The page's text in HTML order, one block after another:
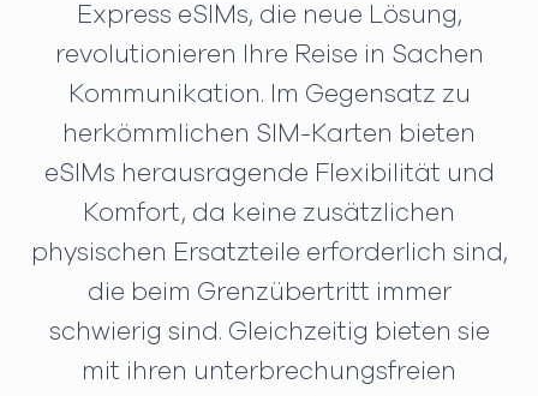
Express eSIMs, die neue Lösung,
revolutionieren Ihre Reise in Sachen
Kommunikation. Im Gegensatz zu
herkömmlichen SIM-Karten bieten
eSIMs herausragende Flexibilität und
Komfort, da keine zusätzlichen
physischen Ersatzteile erforderlich sind,
die beim Grenzübertritt immer
schwierig sind. Gleichzeitig bieten sie
mit ihren unterbrechungsfreien